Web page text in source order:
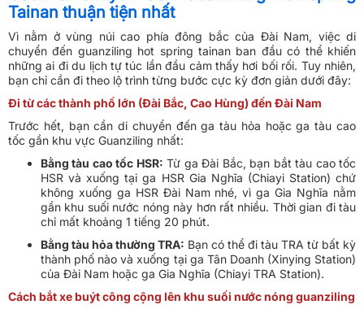
Tainan thuận tiện nhất
Vì nằm ở vùng núi cao phía đông bắc của Đài Nam, việc di
chuyển đến guanziling hot spring tainan ban đầu có thể khiến
những ai đi du lịch tự túc lần đầu cảm thấy hơi bối rối. Tuy nhiên,
bạn chỉ cần đi theo lộ trình từng bước cực kỳ đơn giản dưới đây:
Đi từ các thành phố lớn (Đài Bắc, Cao Hùng) đến Đài Nam
Trước hết, bạn cần di chuyển đến ga tàu hỏa hoặc ga tàu cao
tốc gần khu vực Guanziling nhất:
Bằng tàu cao tốc HSR: Từ ga Đài Bắc, bạn bắt tàu cao tốc
HSR và xuống tại ga HSR Gia Nghĩa (Chiayi Station) chứ
không xuống ga HSR Đài Nam nhé, vì ga Gia Nghĩa nằm
gần khu suối nước nóng này hơn rất nhiều. Thời gian đi tàu
chỉ mất khoảng 1 tiếng 20 phút.
Bằng tàu hỏa thường TRA: Bạn có thể đi tàu TRA từ bất kỳ
thành phố nào và xuống tại ga Tân Doanh (Xinying Station)
của Đài Nam hoặc ga Gia Nghĩa (Chiayi TRA Station).
Cách bắt xe buýt công cộng lên khu suối nước nóng guanziling